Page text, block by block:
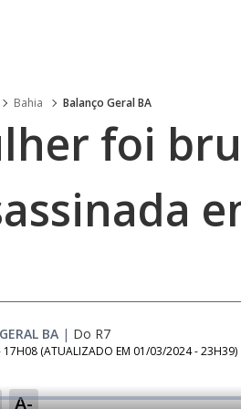
Bahia Balanço Geral BA
foi
BA | Do R7
17H08 (ATUALIZADO EM 01/03/2024 - 23H39)
A-